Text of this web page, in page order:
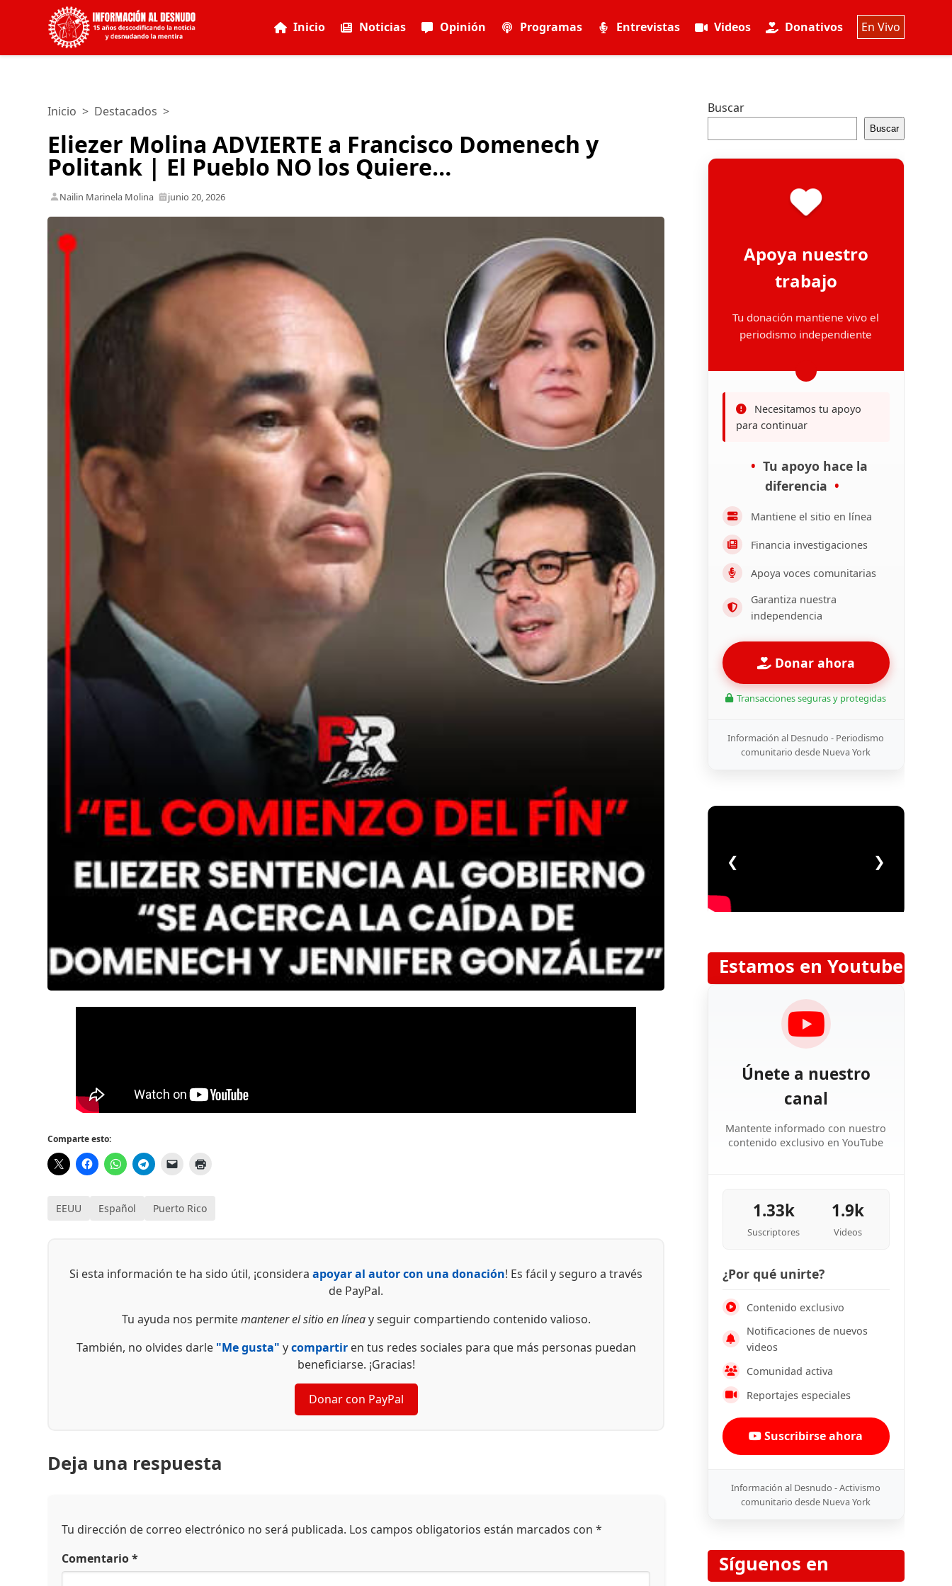
Inicio Noticias Opinión Programas Entrevistas Videos Donativos En Vivo
Inicio > Destacados >
Eliezer Molina ADVIERTE a Francisco Domenech y
Politank | El Pueblo NO los Quiere…
Nailin Marinela Molina junio 20, 2026
Comparte esto:
EEUU Español Puerto Rico
Si esta información te ha sido útil, ¡consideraapoyar al autor con una donación! Es fácil y seguro a través
de PayPal.
Tu ayuda nos permitemantener el sitio en líneay seguir compartiendo contenido valioso.
También, no olvides darle "Me gusta" ycompartiren tus redes sociales para que más personas puedan
beneficiarse. ¡Gracias!
Donar con PayPal
Deja una respuesta
Tu dirección de correo electrónico no será publicada. Los campos obligatorios están marcados con*
Comentario*
Buscar
Buscar
Apoya nuestro
trabajo
Tu donación mantiene vivo el
periodismo independiente
Necesitamos tu apoyo
para continuar
Tu apoyo hace la
diferencia
Mantiene el sitio en línea
Financia investigaciones
Apoya voces comunitarias
Garantiza nuestra
independencia
Donar ahora
Transacciones seguras y protegidas
Información al Desnudo - Periodismo
comunitario desde Nueva York
❮ ❯
Estamos en Youtube
Únete a nuestro
canal
Mantente informado con nuestro
contenido exclusivo en YouTube
1.33k
Suscriptores
1.9k
Videos
¿Por qué unirte?
Contenido exclusivo
Notificaciones de nuevos
videos
Comunidad activa
Reportajes especiales
Suscribirse ahora
Información al Desnudo - Activismo
comunitario desde Nueva York
Síguenos en